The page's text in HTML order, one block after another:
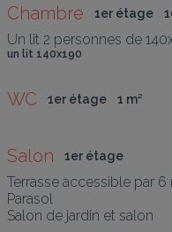
Chambre 1er étage
Un lit 2 personnes de
un lit 140x190
WC 1er étage 1 m²
Salon 1er étage
Terrasse accessible par
Parasol
Salon de jardin et salon